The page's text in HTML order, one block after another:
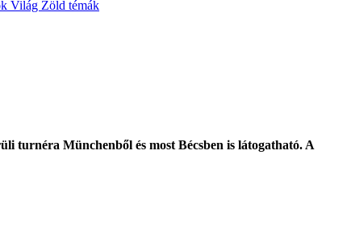
Világ Zöld témák
turnéra Münchenből és most Bécsben is látogatható. A